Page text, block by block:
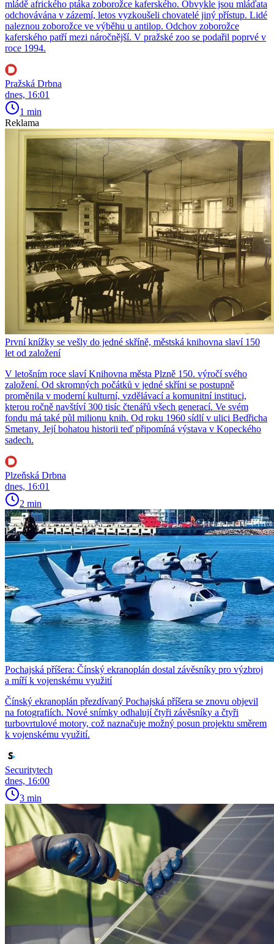
mládě afrického ptáka zoborožce kaferského. Obvykle jsou mláďata
odchovávána v zázemí, letos vyzkoušeli chovatelé jiný přístup. Lidé
naleznou zoborožce ve výběhu u antilop. Odchov zoborožce
kaferského patří mezi náročnější. V pražské zoo se podařil poprvé v
roce 1994.
Pražská Drbna
dnes, 16:01
1 min
Reklama
První knížky se vešly do jedné skříně, městská knihovna slaví 150
let od založení
V letošním roce slaví Knihovna města Plzně 150. výročí svého
založení. Od skromných počátků v jedné skříni se postupně
proměnila v moderní kulturní, vzdělávací a komunitní instituci,
kterou ročně navštíví 300 tisíc čtenářů všech generací. Ve svém
fondu má také půl milionu knih. Od roku 1960 sídlí v ulici Bedřicha
Smetany. Její bohatou historii teď připomíná výstava v Kopeckého
sadech.
Plzeňská Drbna
dnes, 16:01
2 min
Pochajská příšera: Čínský ekranoplán dostal závěsníky pro výzbroj
a míří k vojenskému využití
Čínský ekranoplán přezdívaný Pochajská příšera se znovu objevil
na fotografiích. Nové snímky odhalují čtyři závěsníky a čtyři
turbovrtulové motory, což naznačuje možný posun projektu směrem
k vojenskému využití.
Securitytech
dnes, 16:00
3 min